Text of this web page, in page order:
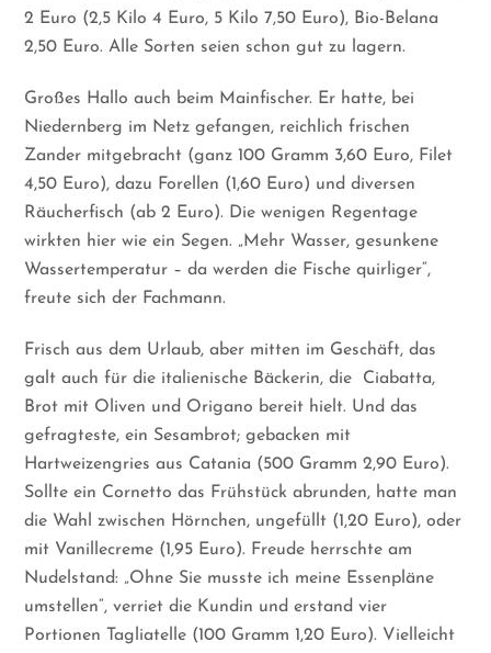
2 Euro (2,5 Kilo 4 Euro, 5 Kilo 7,50 Euro), Bio-Belana
2,50 Euro. Alle Sorten seien schon gut zu lagern.
Großes Hallo auch beim Mainfischer. Er hatte, bei
Niedernberg im Netz gefangen, reichlich frischen
Zander mitgebracht (ganz 100 Gramm 3,60 Euro, Filet
4,50 Euro), dazu Forellen (1,60 Euro) und diversen
Räucherfisch (ab 2 Euro). Die wenigen Regentage
wirkten hier wie ein Segen. „Mehr Wasser, gesunkene
Wassertemperatur – da werden die Fische quirliger“,
freute sich der Fachmann.
Frisch aus dem Urlaub, aber mitten im Geschäft, das
galt auch für die italienische Bäckerin, die
Ciabatta,
Brot mit Oliven und Origano bereit hielt. Und das
gefragteste, ein Sesambrot; gebacken mit
Hartweizengries aus Catania (500 Gramm 2,90 Euro).
Sollte ein Cornetto das Frühstück abrunden, hatte man
die Wahl zwischen Hörnchen, ungefüllt (1,20 Euro), oder
mit Vanillecreme (1,95 Euro). Freude herrschte am
Nudelstand: „Ohne Sie musste ich meine Essenpläne
umstellen“, verriet die Kundin und erstand vier
Portionen Tagliatelle (100 Gramm 1,20 Euro). Vielleicht